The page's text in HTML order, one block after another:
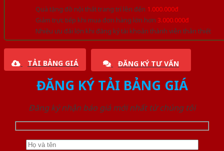
Quà tặng đồ nội thất trang trí lên đến 1.000.000đ
Giảm trực tiếp khi mua đơn hàng lớn hơn 3.000.000đ
Nhiều ưu đãi lớn khi đăng ký tài khoản thành viên thân thiết
TẢI BẢNG GIÁ ĐĂNG KÝ TƯ VẤN
ĐĂNG KÝ TẢI BẢNG GIÁ
Đăng ký nhận báo giá mới nhất từ chúng tôi